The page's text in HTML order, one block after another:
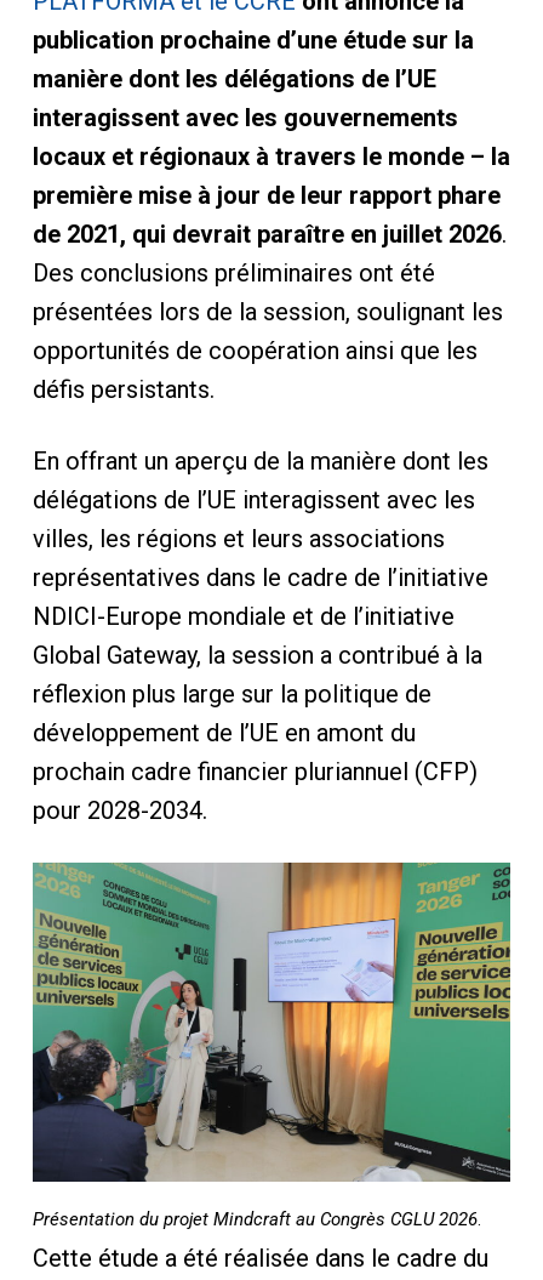
publication prochaine d’une étude sur la
manière dont les délégations de l’UE
interagissent avec les gouvernements
locaux et régionaux à travers le monde – la
première mise à jour de leur rapport phare
de 2021, qui devrait paraître en juillet 2026.
Des conclusions préliminaires ont été
présentées lors de la session, soulignant les
opportunités de coopération ainsi que les
défis persistants.
En offrant un aperçu de la manière dont les
délégations de l’UE interagissent avec les
villes, les régions et leurs associations
représentatives dans le cadre de l’initiative
NDICI-Europe mondiale et de l’initiative
Global Gateway, la session a contribué à la
réflexion plus large sur la politique de
développement de l’UE en amont du
prochain cadre financier pluriannuel (CFP)
pour 2028-2034.
Présentation du projet Mindcraft au Congrès CGLU 2026.
Cette étude a été réalisée dans le cadre du